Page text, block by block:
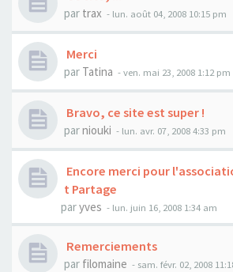
par trax - lun. août 04, 2008 10:15 pm
Merci
par Tatina - ven. mai 23, 2008 1:12 pm
Bravo, ce site est super !
parniouki - lun. avr. 07, 2008 4:33 pm
Encore merci pour
t Partage
paryves - lun. juin 16, 2008 1:34 am
Remerciements
par filomaine - sam. févr. 02, 2008